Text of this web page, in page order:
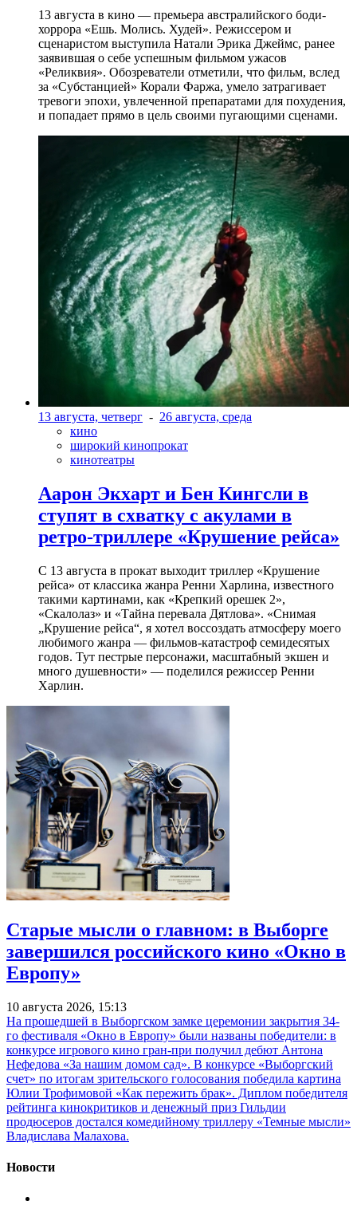
13 августа в кино — премьера австралийского боди-
хоррора «Ешь. Молись. Худей». Режиссером и
сценаристом выступила Натали Эрика Джеймс, ранее
заявившая о себе успешным фильмом ужасов
«Реликвия». Обозреватели отметили, что фильм, вслед
за «Субстанцией» Корали Фаржа, умело затрагивает
тревоги эпохи, увлеченной препаратами для похудения,
и попадает прямо в цель своими пугающими сценами.
13 августа, четверг - 26 августа, среда
кино
широкий кинопрокат
кинотеатры
Аарон Экхарт и Бен Кингсли в
ступят в схватку с акулами в
ретро-триллере «Крушение рейса»
С 13 августа в прокат выходит триллер «Крушение
рейса» от классика жанра Ренни Харлина, известного
такими картинами, как «Крепкий орешек 2»,
«Скалолаз» и «Тайна перевала Дятлова». «Снимая
„Крушение рейса“, я хотел воссоздать атмосферу моего
любимого жанра — фильмов-катастроф семидесятых
годов. Тут пестрые персонажи, масштабный экшен и
много душевности» — поделился режиссер Ренни
Харлин.
Старые мысли о главном: в Выборге
завершился российского кино «Окно в
Европу»
10 августа 2026, 15:13
На прошедшей в Выборгском замке церемонии закрытия 34-
го фестиваля «Окно в Европу» были названы победители: в
конкурсе игрового кино гран-при получил дебют Антона
Нефедова «За нашим домом сад». В конкурсе «Выборгский
счет» по итогам зрительского голосования победила картина
Юлии Трофимовой «Как пережить брак». Диплом победителя
рейтинга кинокритиков и денежный приз Гильдии
продюсеров достался комедийному триллеру «Темные мысли»
Владислава Малахова.
Новости